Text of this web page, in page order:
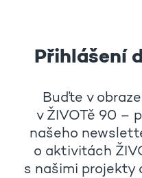
Přihlášení
Buďte v
v ŽIVOTě 90 –
našeho
o aktivitách
s našimi projekty